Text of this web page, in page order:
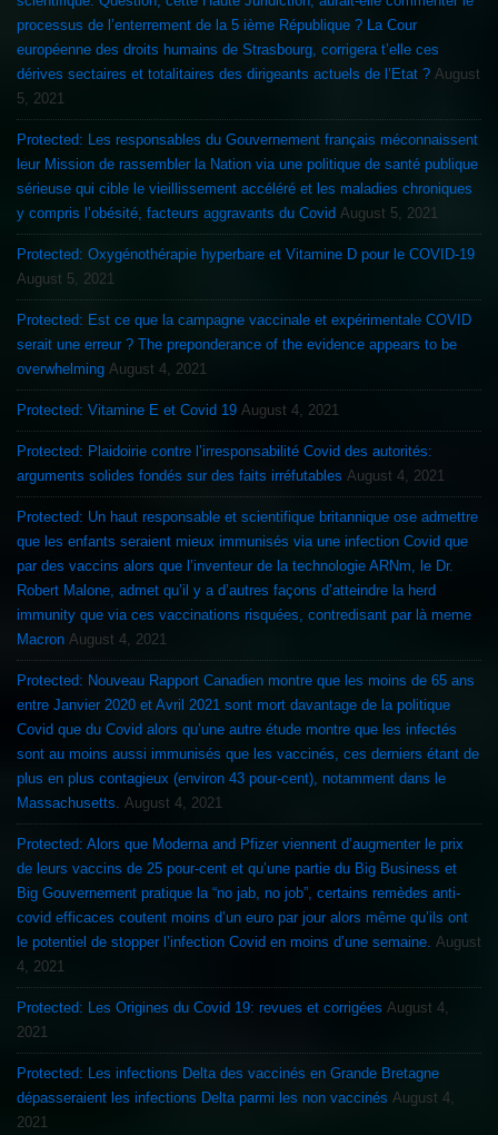
processus de l’enterrement de la 5 ième République ? La Cour
européenne des droits humains de Strasbourg, corrigera t’elle ces
dérives sectaires et totalitaires des dirigeants actuels de l’Etat ? August
5, 2021
Protected: Les responsables du Gouvernement français méconnaissent
leur Mission de rassembler la Nation via une politique de santé publique
sérieuse qui cible le vieillissement accéléré et les maladies chroniques
y compris l’obésité, facteurs aggravants du Covid August 5, 2021
Protected: Oxygénothérapie hyperbare et Vitamine D pour le COVID-19
August 5, 2021
Protected: Est ce que la campagne vaccinale et expérimentale COVID
serait une erreur ? The preponderance of the evidence appears to be
overwhelming August 4, 2021
Protected: Vitamine E et Covid 19 August 4, 2021
Protected: Plaidoirie contre l’irresponsabilité Covid des autorités:
arguments solides fondés sur des faits irréfutables August 4, 2021
Protected: Un haut responsable et scientifique britannique ose admettre
que les enfants seraient mieux immunisés via une infection Covid que
par des vaccins alors que l’inventeur de la technologie ARNm, le Dr.
Robert Malone, admet qu’il y a d’autres façons d’atteindre la herd
immunity que via ces vaccinations risquées, contredisant par là meme
Macron August 4, 2021
Protected: Nouveau Rapport Canadien montre que les moins de 65 ans
entre Janvier 2020 et Avril 2021 sont mort davantage de la politique
Covid que du Covid alors qu’une autre étude montre que les infectés
sont au moins aussi immunisés que les vaccinés, ces derniers étant de
plus en plus contagieux (environ 43 pour-cent), notamment dans le
Massachusetts.
August 4, 2021
Protected: Alors que Moderna and Pfizer viennent d’augmenter le prix
de leurs vaccins de 25 pour-cent et qu’une partie du Big Business et
Big Gouvernement pratique la “no jab, no job”, certains remèdes anti-
covid efficaces coutent moins d’un euro par jour alors même qu’ils ont
le potentiel de stopper l’infection Covid en moins d’une semaine. August
4, 2021
Protected: Les Origines du Covid 19: revues et corrigées August 4,
2021
Protected: Les infections Delta des vaccinés en Grande Bretagne
dépasseraient les infections Delta parmi les non vaccinés August 4,
2021